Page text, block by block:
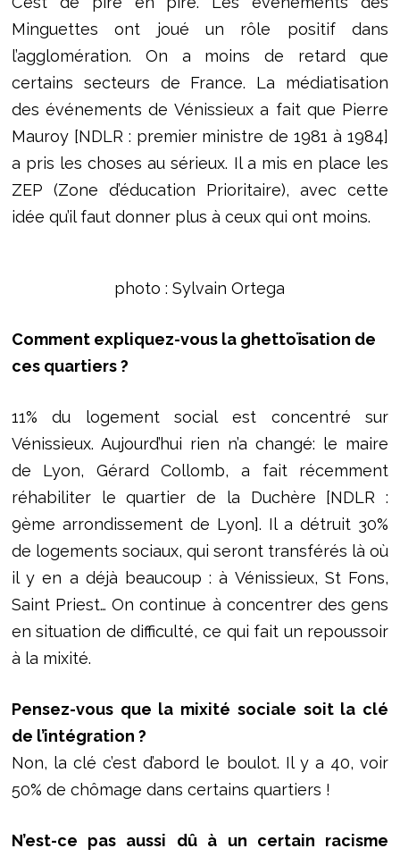
Minguettes ont joué un rôle positif dans
l’agglomération. On a moins de retard que
certains secteurs de France. La médiatisation
des événements de Vénissieux a fait que Pierre
Mauroy [NDLR : premier ministre de 1981 à 1984]
a pris les choses au sérieux. Il a mis en place les
ZEP (Zone d’éducation Prioritaire), avec cette
idée qu’il faut donner plus à ceux qui ont moins.
photo : Sylvain Ortega
Comment expliquez-vous la ghettoïsation de
ces quartiers ?
11% du logement social est concentré sur
Vénissieux. Aujourd’hui rien n’a changé: le maire
de Lyon, Gérard Collomb, a fait récemment
réhabiliter le quartier de la Duchère [NDLR :
9ème arrondissement de Lyon]. Il a détruit 30%
de logements sociaux, qui seront transférés là où
il y en a déjà beaucoup : à Vénissieux, St Fons,
Saint Priest… On continue à concentrer des gens
en situation de difficulté, ce qui fait un repoussoir
à la mixité.
Pensez-vous que la mixité sociale soit la clé
de l’intégration ?
Non, la clé c’est d’abord le boulot. Il y a 40, voir
50% de chômage dans certains quartiers !
N’est-ce pas aussi dû à un certain racisme